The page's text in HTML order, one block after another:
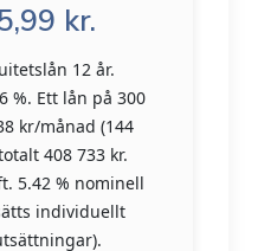
kr.
12 år.
%. Ett lån på 300
kr/månad (144
408 733 kr.
5.42 % nominell
individuellt